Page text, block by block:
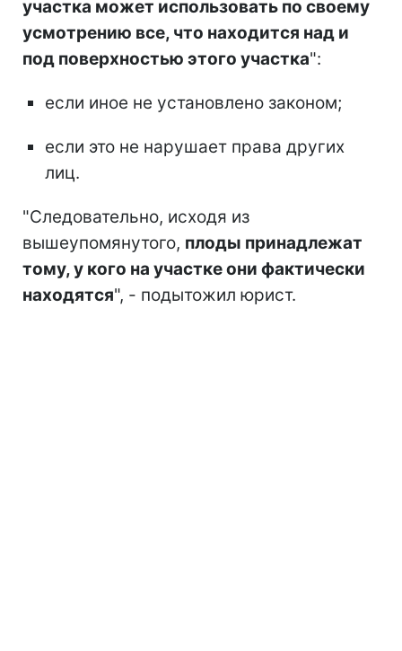
участка может использовать по своему
усмотрению все, что находится над и
под поверхностью этого участка":
если иное не установлено законом;
если это не нарушает права других
лиц.
"Следовательно, исходя из
вышеупомянутого, плоды принадлежат
тому, у кого на участке они фактически
находятся", - подытожил юрист.